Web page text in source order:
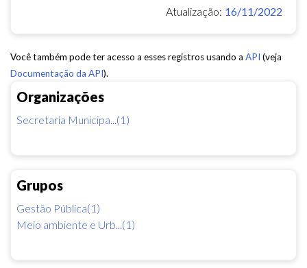
Organizações
Secretaria Municipa...(1)
Grupos
Gestão Pública(1)
Meio ambiente e Urb...(1)
Atualização: 16/11/2022
Você também pode ter acesso a esses registros usando a API (veja
Documentação da API).